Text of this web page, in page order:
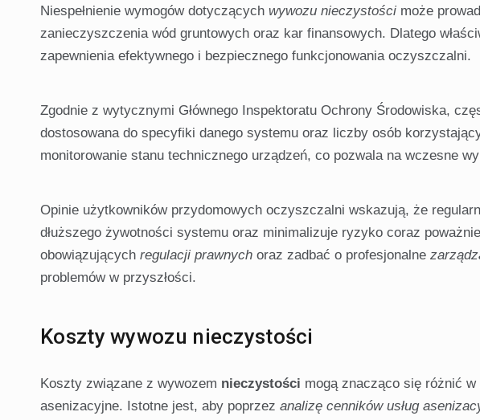
Niespełnienie wymogów dotyczących wywozu nieczystości może
zanieczyszczenia wód gruntowych oraz kar finansowych. Dlatego
zapewnienia efektywnego i bezpiecznego funkcjonowania oczyszczalni.
Zgodnie z wytycznymi Głównego Inspektoratu Ochrony Środowiska,
dostosowana do specyfiki danego systemu oraz liczby osób
monitorowanie stanu technicznego urządzeń, co pozwala na wczesne
Opinie użytkowników przydomowych oczyszczalni wskazują, że
dłuższego żywotności systemu oraz minimalizuje ryzyko coraz
obowiązujących regulacji prawnych oraz zadbać o profesjonalne
problemów w przyszłości.
Koszty wywozu nieczystości
Koszty związane z wywozem nieczystości mogą znacząco się różnić
asenizacyjne. Istotne jest, aby poprzez analizę cenników usług